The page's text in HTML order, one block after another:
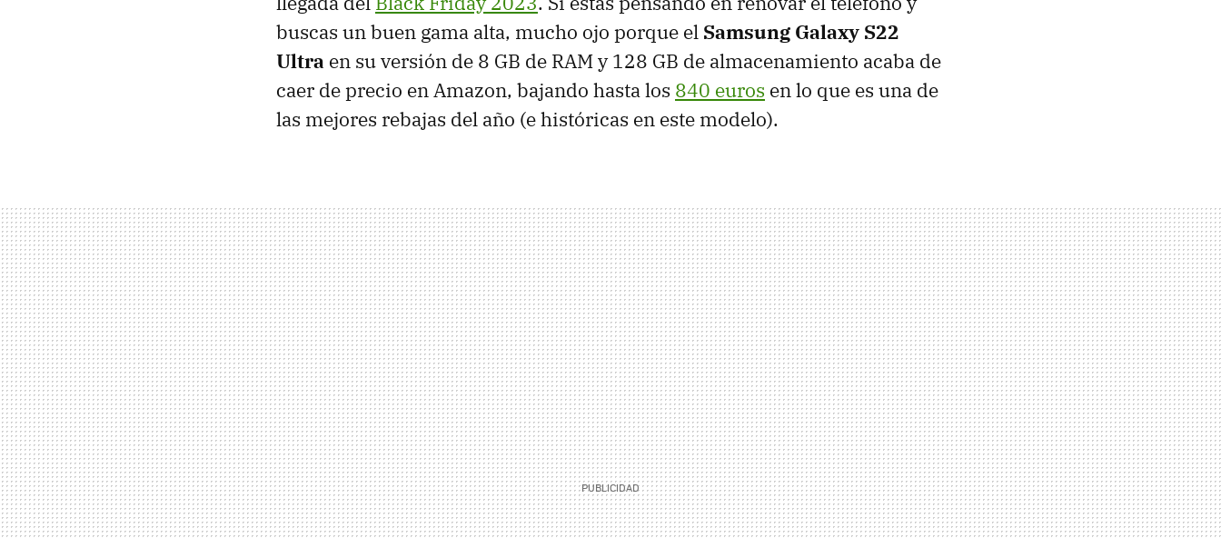
buscas un buen gama alta, mucho ojo porque el Samsung Galaxy S22
Ultra en su versión de 8 GB de RAM y 128 GB de almacenamiento acaba de
caer de precio en Amazon, bajando hasta los 840 euros en lo que es una de
las mejores rebajas del año (e históricas en este modelo).